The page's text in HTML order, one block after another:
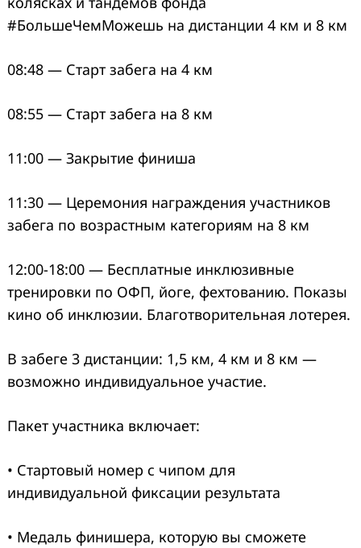
#БольшеЧемМожешь на дистанции 4 км и 8 км
08:48 — Старт забега на 4 км
08:55 — Старт забега на 8 км
11:00 — Закрытие финиша
11:30 — Церемония награждения участников
забега по возрастным категориям на 8 км
12:00-18:00 — Бесплатные инклюзивные
тренировки по ОФП, йоге, фехтованию. Показы
кино об инклюзии. Благотворительная лотерея.
В забеге 3 дистанции: 1,5 км, 4 км и 8 км —
возможно индивидуальное участие.
Пакет участника включает:
• Стартовый номер с чипом для
индивидуальной фиксации результата
• Медаль финишера, которую вы сможете